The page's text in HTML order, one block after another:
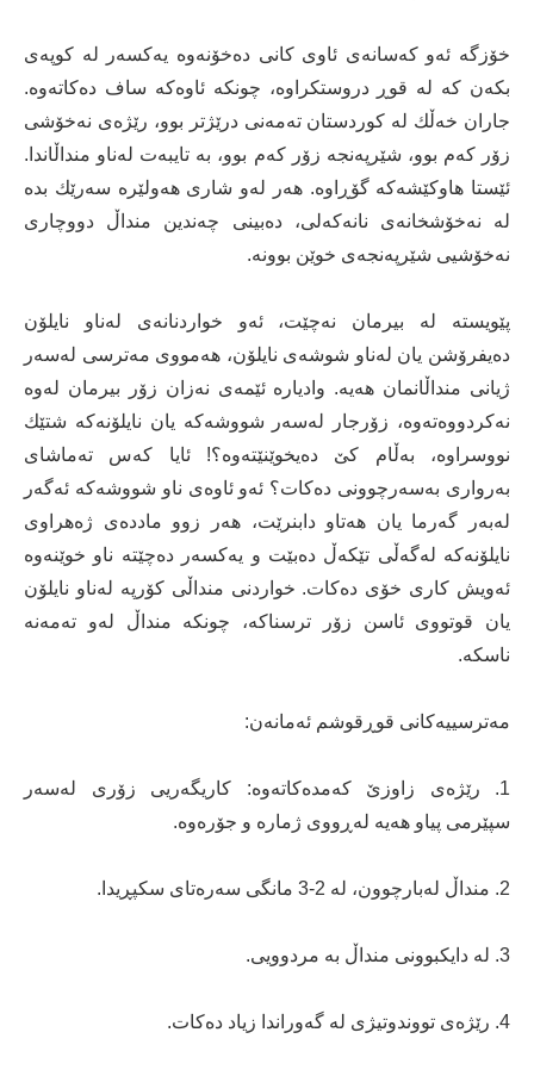
خۆزگە ئەو كەسانەی ئاوی كانی دەخۆنەوە یەكسەر لە كوپەی
بكەن كە لە قوڕ دروستكراوە، چونكە ئاوەكە ساف دەكاتەوە.
جاران خەڵك لە كوردستان تەمەنی درێژتر بوو، رێژەی نەخۆشی
زۆر كەم بوو، شێرپەنجە زۆر كەم بوو، بە تایبەت لەناو منداڵاندا.
ئێستا هاوكێشەكە گۆڕاوە. هەر لەو شاری هەولێرە سەرێك بدە
لە نەخۆشخانەی نانەكەلی، دەبینی چەندین منداڵ دووچاری
نەخۆشیی شێرپەنجەی خوێن بوونە.
پێویستە لە بیرمان نەچێت، ئەو خواردنانەی لەناو نایلۆن
دەیفرۆشن یان لەناو شوشەی نایلۆن، هەمووی مەترسی لەسەر
ژیانی منداڵانمان هەیە. وادیارە ئێمەی نەزان زۆر بیرمان لەوە
نەكردووەتەوە، زۆرجار لەسەر شووشەكە یان نایلۆنەكە شتێك
نووسراوە، بەڵام كێ دەیخوێنێتەوە؟! ئایا كەس تەماشای
بەرواری بەسەرچوونی دەكات؟ ئەو ئاوەی ناو شووشەكە ئەگەر
لەبەر گەرما یان هەتاو دابنرێت، هەر زوو مادده‌ی ژەهراوی
نایلۆنەكە لەگەڵی تێكەڵ دەبێت و یەكسەر دەچێتە ناو خوێنەوە
ئەویش كاری خۆی دەكات. خواردنی منداڵی كۆرپە لەناو نایلۆن
یان قوتووی ئاسن زۆر ترسناكە، چونكە منداڵ لەو تەمەنە
ناسكە.
مەترسییەكانی قوڕقوشم ئەمانەن:
1. رێژەی زاوزێ كەمدەكاتەوە: كاریگەریی زۆری لەسەر
سپێرمی پیاو هەیە لەڕووی ژمارە و جۆرەوە.
2. منداڵ لەبارچوون، لە 2-3 مانگی سەرەتای سكپڕیدا.
3. لە دایكبوونی منداڵ بە مردوویی.
4. رێژەی تووندوتیژی لە گەوراندا زیاد دەكات.